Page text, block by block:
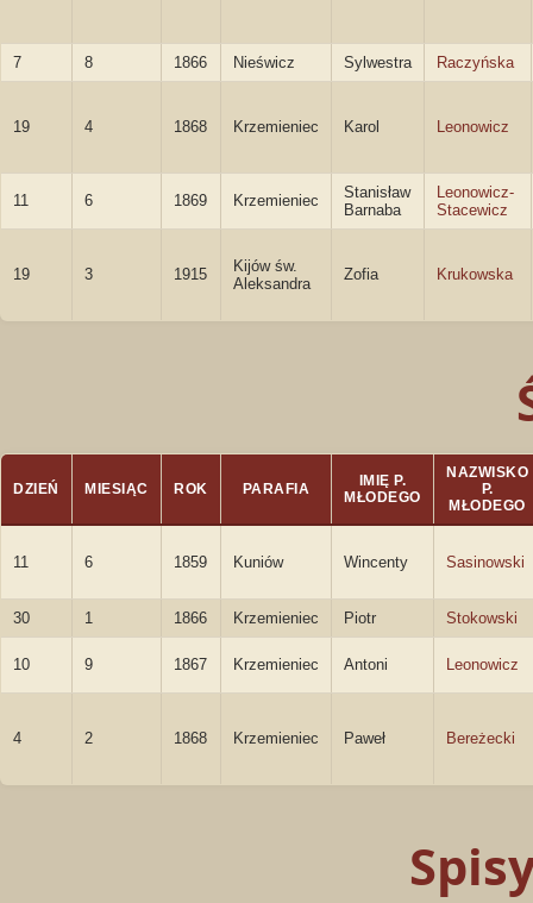
7 8 1866 Nieświcz Sylwestra Raczyńska
19 4 1868 Krzemieniec Karol Leonowicz
11 6 1869 Krzemieniec
Stanisław
Barnaba
Leonowicz-
Stacewicz
19 3 1915
Kijów św.
Aleksandra
Zofia Krukowska
DZIEŃ MIESIĄC ROK PARAFIA
IMIĘ P.
MŁODEGO
NAZWISKO
P.
MŁODEGO
11 6 1859 Kuniów Wincenty Sasinowski
30 1 1866 Krzemieniec Piotr Stokowski
10 9 1867 Krzemieniec Antoni Leonowicz
4 2 1868 Krzemieniec Paweł Bereżecki